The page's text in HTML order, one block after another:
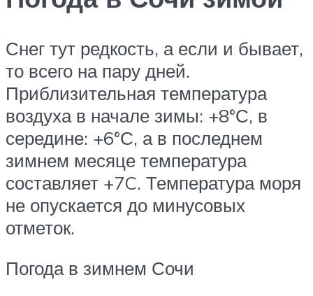
Снег тут редкость, а если и бывает,
то всего на пару дней.
Приблизительная температура
воздуха в начале зимы: +8°С, в
середине: +6°С, а в последнем
зимнем месяце температура
составляет +7C. Температура моря
не опускается до минусовых
отметок.
Погода в зимнем Сочи